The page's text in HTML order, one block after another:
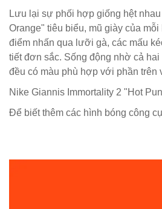
Lưu lại sự phối hợp giống hệt
Orange" tiêu biểu, mũ giày của
điểm nhấn qua lưỡi gà, các mấu
tiết đơn sắc. Sống động nhờ cả
đều có màu phù hợp với phần trên
Nike Giannis Immortality 2 "Hot
Để biết thêm các hình bóng công